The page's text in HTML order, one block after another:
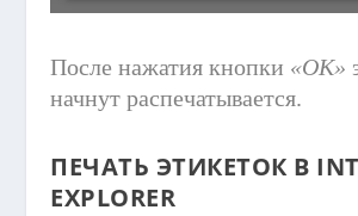
После нажатия кнопки «OK»
начнут распечатывается.
ПЕЧАТЬ ЭТИКЕТОК В
EXPLORER